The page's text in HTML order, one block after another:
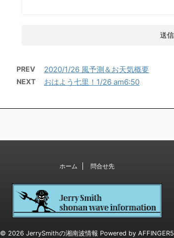
PREV 2020/1/26 風予測＆お天気概要
NEXT おはよう七里！1/26 am6:50
ホーム 問合せ先
© 2026 JerrySmithの湘南波情報 Powered by AFFINGER5